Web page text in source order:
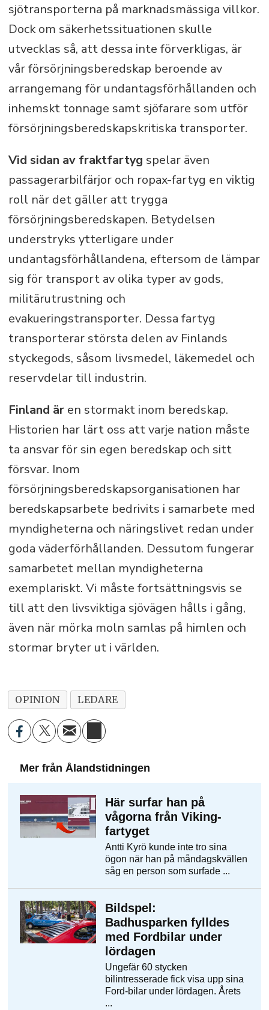
sjötransporterna på marknadsmässiga villkor.
Dock om säkerhetssituationen skulle
utvecklas så, att dessa inte förverkligas, är
vår försörjningsberedskap beroende av
arrangemang för undantagsförhållanden och
inhemskt tonnage samt sjöfarare som utför
försörjningsberedskapskritiska transporter.
Vid sidan av fraktfartyg spelar även
passagerarbilfärjor och ropax-fartyg en viktig
roll när det gäller att trygga
försörjningsberedskapen. Betydelsen
understryks ytterligare under
undantagsförhållandena, eftersom de lämpar
sig för transport av olika typer av gods,
militärutrustning och
evakueringstransporter. Dessa fartyg
transporterar största delen av Finlands
styckegods, såsom livsmedel, läkemedel och
reservdelar till industrin.
Finland ären stormakt inom beredskap.
Historien har lärt oss att varje nation måste
ta ansvar för sin egen beredskap och sitt
försvar. Inom
försörjningsberedskapsorganisationen har
beredskapsarbete bedrivits i samarbete med
myndigheterna och näringslivet redan under
goda väderförhållanden. Dessutom fungerar
samarbetet mellan myndigheterna
exemplariskt. Vi måste fortsättningsvis se
till att den livsviktiga sjövägen hålls i gång,
även när mörka moln samlas på himlen och
stormar bryter ut i världen.
OPINION LEDARE